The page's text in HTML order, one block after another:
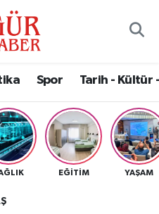
Spor Tarih - Kültür
EĞITIM YAŞAM
ve Fikstür